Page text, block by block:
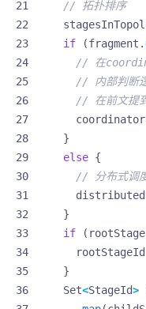
// 拓扑排序
if
(fragment .
// 在
// 内部判断
// 在前文提
}
else {
// 分布式调
}
if
(
rootStageId
}
Set<StageId>